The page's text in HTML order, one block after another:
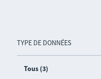
TYPE DE DONNÉES
Tous (3)